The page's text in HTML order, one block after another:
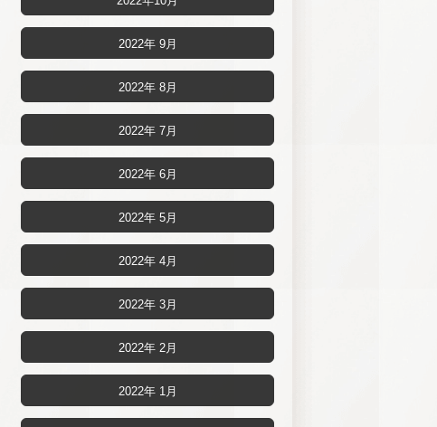
2022年 9月
2022年 8月
2022年 7月
2022年 6月
2022年 5月
2022年 4月
2022年 3月
2022年 2月
2022年 1月